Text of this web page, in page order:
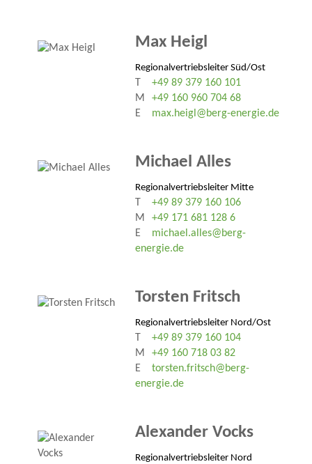
Max Heigl
Regionalvertriebsleiter Süd/Ost
+49 89 379 160 101
M
+49 160 960 704 68
E
max.heigl@berg-energie.de
Michael Alles
Regionalvertriebsleiter Mitte
+49 89 379 160 106
M
+49 171 681 128 6
E
michael.alles@berg-
energie.de
Torsten Fritsch
Regionalvertriebsleiter Nord/Ost
+49 89 379 160 104
M
+49 160 718 03 82
E
torsten.fritsch@berg-
energie.de
Alexander Vocks
Regionalvertriebsleiter Nord